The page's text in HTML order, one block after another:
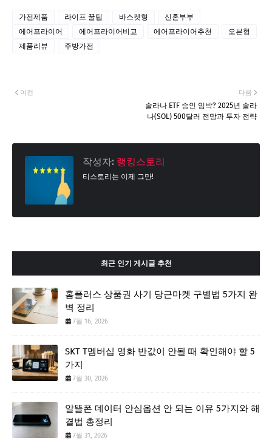
가전제품 라이프 꿀팁 바스켓형
신혼부부
에어프라이어
에어프라이어비교 에어프라이어추천
오븐형
제품리뷰
주방가전
다음
솔라나 ETF 승인 임박? 2025년 솔라
나(SOL) 500달러 전망과 투자 전략
이전
작성자: 랭킹스토리
티스토리는 이제 그만!
최근 인기 게시글 추천
홈플러스 상품권 사기 당근마켓 구별법 5가지 완
벽 정리
7월 16, 2026
SKT T멤버십 영화 반값이 안될 때 확인해야 할 5
가지
7월 30, 2026
알뜰폰 데이터 안심옵션 안 되는 이유 5가지와 해
결법 총정리
7월 31, 2026